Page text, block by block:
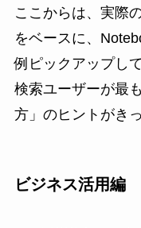
ここからは、実際
をベースに、
例ピックアップし
検索ユーザーが最
方」のヒントがき
ビジネス活用編